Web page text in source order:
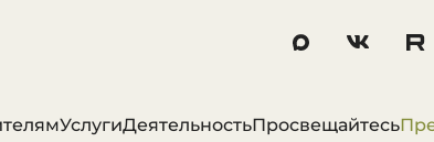
УслугиДеятельностьПросвещайтесь